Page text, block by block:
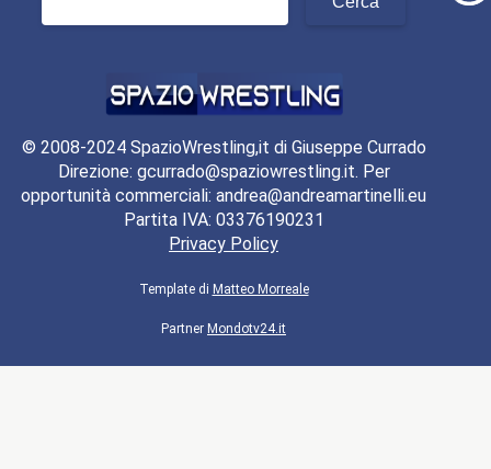
© 2008-2024 SpazioWrestling,it di Giuseppe Currado
Direzione: gcurrado@spaziowrestling.it. Per
opportunità commerciali: andrea@andreamartinelli.eu
Partita IVA: 03376190231
Privacy Policy
Template di Matteo Morreale
Partner Mondotv24.it